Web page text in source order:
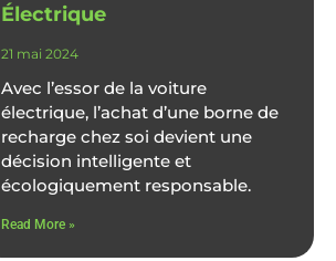
Électrique
21 mai 2024
Avec l’essor de la voiture
électrique, l’achat d’une borne de
recharge chez soi devient une
décision intelligente et
écologiquement responsable.
Read More »